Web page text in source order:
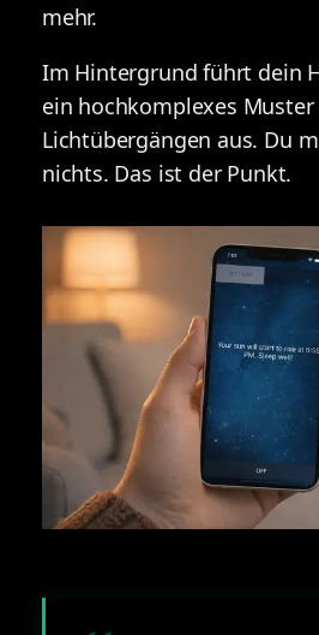
mehr.
Im Hintergrund führt dein
ein hochkomplexes Muster
Lichtübergängen aus. Du
nichts. Das ist der Punkt.